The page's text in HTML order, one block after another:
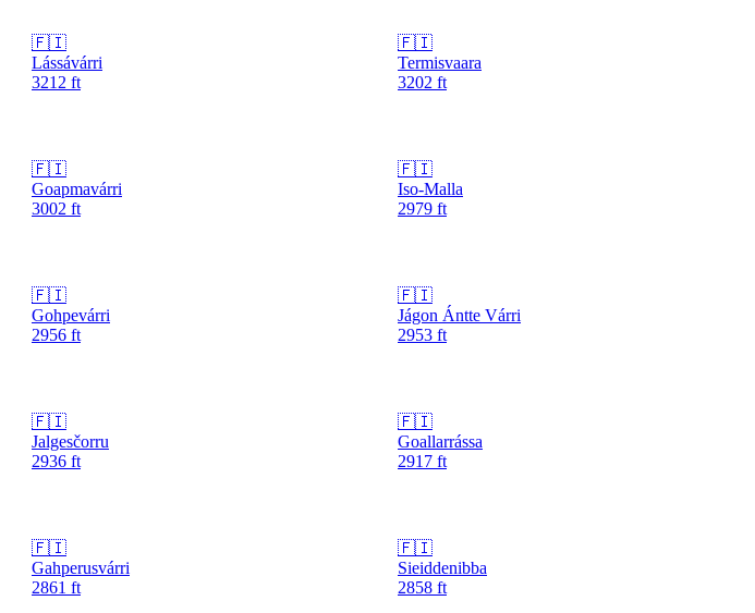
🇫🇮
Lássávárri
3212 ft
🇫🇮
Termisvaara
3202 ft
🇫🇮
Goapmavárri
3002 ft
🇫🇮
Iso-Malla
2979 ft
🇫🇮
Gohpevárri
2956 ft
🇫🇮
Jágon Ántte Várri
2953 ft
🇫🇮
Jalgesčorru
2936 ft
🇫🇮
Goallarrássa
2917 ft
🇫🇮
Gahperusvárri
2861 ft
🇫🇮
Sieiddenibba
2858 ft